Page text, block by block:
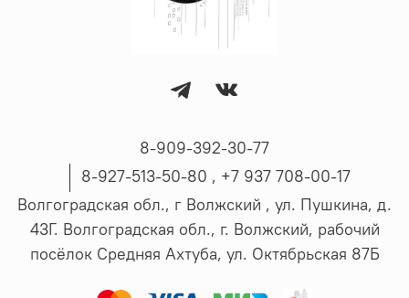
8-909-392-30-77
8-927-513-50-80 , ‪+7 937 708-00-17
Волгоградская обл., г Волжский , ул. Пушкина, д.
43Г. Волгоградская обл., г. Волжский, рабочий
посёлок Средняя Ахтуба, ул. Октябрьская 87Б